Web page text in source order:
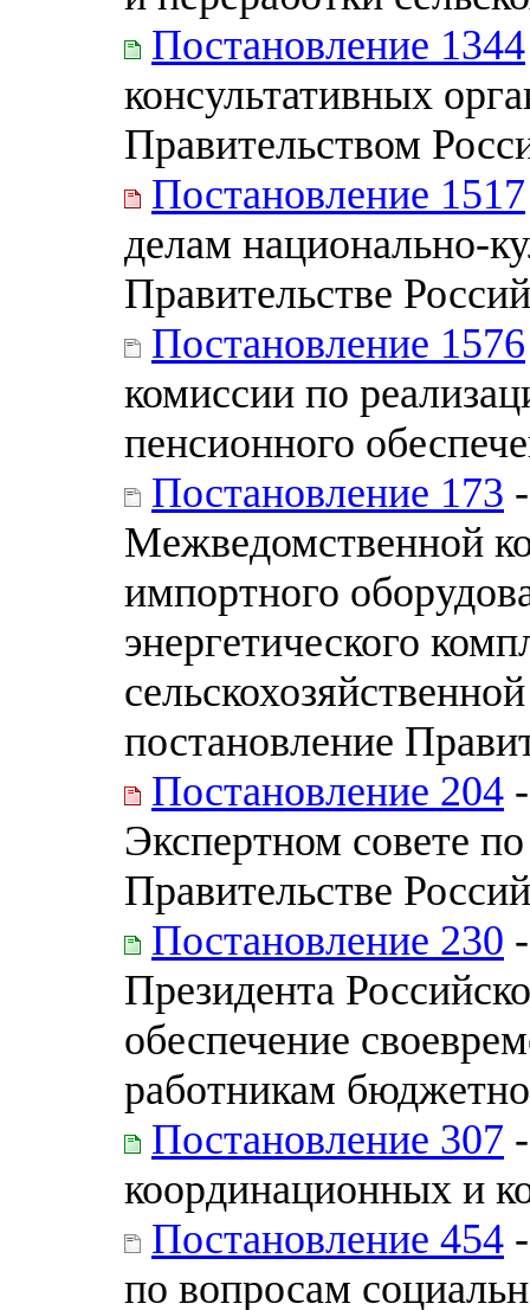
Постановление 1344
консультативных
Правительством
Постановление 1517
делам национально-
Правительстве
Постановление 1576
комиссии по
пенсионного
Постановление 173
Межведомственной
импортного
энергетического
постановление
Постановление 204
Экспертном совете
Правительстве
Постановление 230
Президента
обеспечение
работникам
Постановление 307
координационных и
Постановление 454
по вопросам